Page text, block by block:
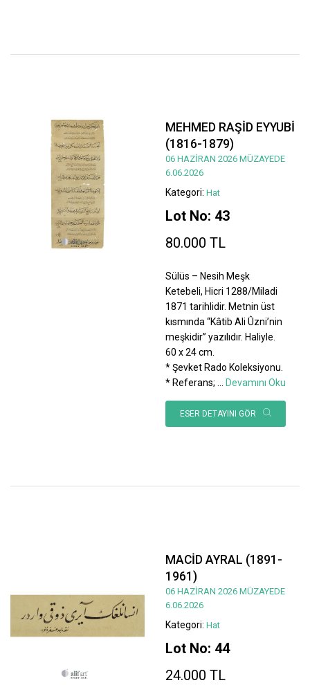
MEHMED RAŞİD EYYUBİ
(1816-1879)
06 HAZİRAN 2026 MÜZAYEDE
6.06.2026
Kategori: Hat
Lot No: 43
80.000 TL
Sülüs – Nesih Meşk
Ketebeli, Hicri 1288/Miladi
1871 tarihlidir. Metnin üst
kısmında “Kâtib Ali Ûzni’nin
meşkidir” yazılıdır. Haliyle.
60 x 24 cm.
* Şevket Rado Koleksiyonu.
* Referans;
Devamını Oku
ESER DETAYINI GÖR
MACİD AYRAL (1891-
1961)
06 HAZİRAN 2026 MÜZAYEDE
6.06.2026
Kategori: Hat
Lot No: 44
24.000 TL